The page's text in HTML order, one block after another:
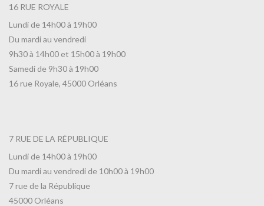
16 RUE ROYALE
Lundi de 14h00 à 19h00
Du mardi au vendredi
9h30 à 14h00 et 15h00 à 19h00
Samedi de 9h30 à 19h00
16 rue Royale, 45000 Orléans
7 RUE DE LA RÉPUBLIQUE
Lundi de 14h00 à 19h00
Du mardi au vendredi de 10h00 à 19h00
7 rue de la République
45000 Orléans